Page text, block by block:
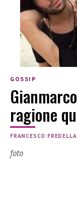
GOSSIP
ragione
FRANCESCO FREDELLA
foto